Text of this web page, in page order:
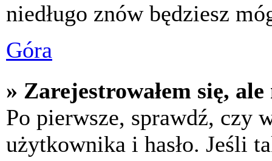
niedługo znów będziesz
Góra
» Zarejestrowałem się,
Po pierwsze, sprawdź, czy
użytkownika i hasło. Jeśli